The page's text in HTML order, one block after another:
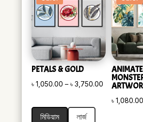
PETALS & GOLD
৳ 1,050.00 – ৳ 3,750.00Price
range:
মিডিয়াম
লার্জ
৳1,080.00